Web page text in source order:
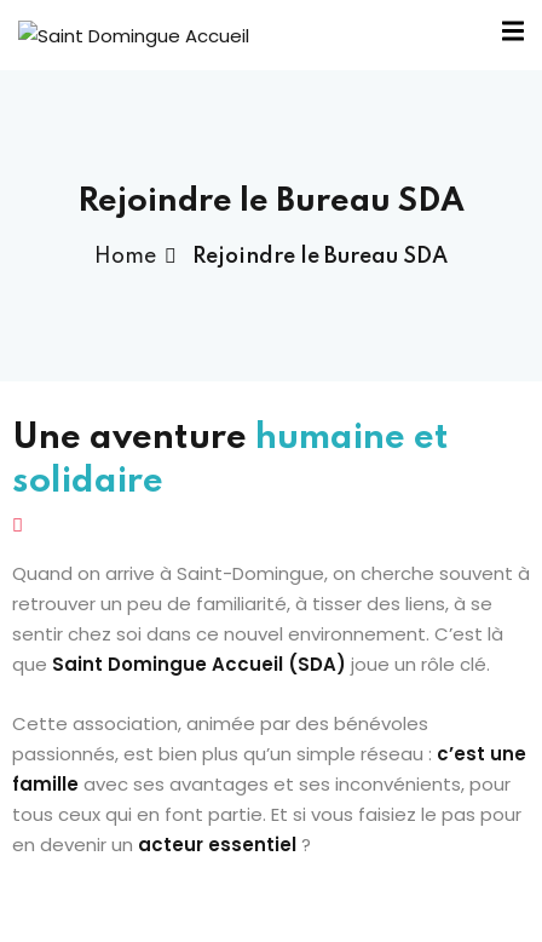
Rejoindre le Bureau SDA
Home Rejoindre le Bureau SDA
Une aventure humaine et
solidaire
Quand on arrive à Saint-Domingue, on cherche souvent à
retrouver un peu de familiarité, à tisser des liens, à se
sentir chez soi dans ce nouvel environnement. C’est là
que Saint Domingue Accueil (SDA) joue un rôle clé.
Cette association, animée par des bénévoles
passionnés, est bien plus qu’un simple réseau : c’est une
familleavec ses avantages et ses inconvénients, pour
tous ceux qui en font partie. Et si vous faisiez le pas pour
en devenir un acteur essentiel?